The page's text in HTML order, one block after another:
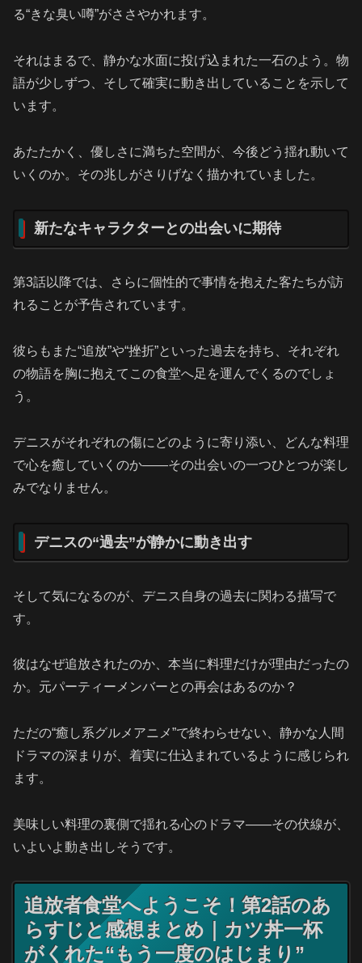
る“きな臭い噂”がささやかれます。
それはまるで、静かな水面に投げ込まれた一石のよう。物
語が少しずつ、そして確実に動き出していることを示して
います。
あたたかく、優しさに満ちた空間が、今後どう揺れ動いて
いくのか。その兆しがさりげなく描かれていました。
新たなキャラクターとの出会いに期待
第3話以降では、さらに個性的で事情を抱えた客たちが訪
れることが予告されています。
彼らもまた“追放”や“挫折”といった過去を持ち、それぞれ
の物語を胸に抱えてこの食堂へ足を運んでくるのでしょ
う。
デニスがそれぞれの傷にどのように寄り添い、どんな料理
で心を癒していくのか――その出会いの一つひとつが楽し
みでなりません。
デニスの“過去”が静かに動き出す
そして気になるのが、デニス自身の過去に関わる描写で
す。
彼はなぜ追放されたのか、本当に料理だけが理由だったの
か。元パーティーメンバーとの再会はあるのか？
ただの“癒し系グルメアニメ”で終わらせない、静かな人間
ドラマの深まりが、着実に仕込まれているように感じられ
ます。
美味しい料理の裏側で揺れる心のドラマ――その伏線が、
いよいよ動き出しそうです。
追放者食堂へようこそ！第2話のあ
らすじと感想まとめ｜カツ丼一杯
がくれた“もう一度のはじまり”